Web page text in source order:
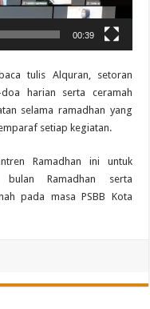
00:39
tulis Alquran, setoran
harian serta ceramah
selama ramadhan yang
setiap kegiatan.
Ramadhan ini untuk
Ramadhan serta
pada masa PSBB Kota